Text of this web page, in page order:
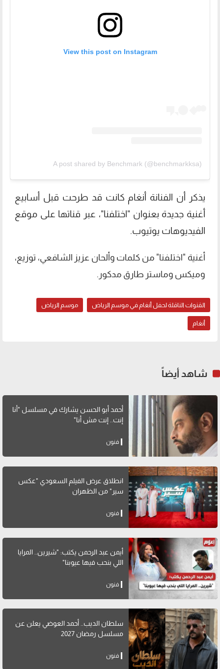
View this post on Instagram
A post shared by Benchmark (@benchmarkksa)
يذكر أن الفنانة أنغام كانت قد طرحت قبل أسابيع
أغنية جديدة بعنوان "اختلفنا"، عبر قناتها على موقع
الفيديوهات يوتيوب.
أغنية "اختلفنا" من كلمات وألحان عزيز الشافعي، توزيع،
وميكس وماستر طارق مدكور.
القنوات الناقلة لحفل أنغام في موسم الرياض موسم الرياض
أنغام
شاهد أيضاً
أحمد أبو الحسن يشارك في مسلسل "أنا
إنت.. إنت مش أنا"
فنون
انطلاق عرض الفيلم السعودي "عكس
سير" من الظهران
فنون
أيمن عبد الرحمن يكتب: "شيرين.. المرايا
اللي بنحب فيها عيوبنا"
فنون
سلطان الديب.. أحمد العوضي يعلن عن
مسلسل رمضان 2027
فنون